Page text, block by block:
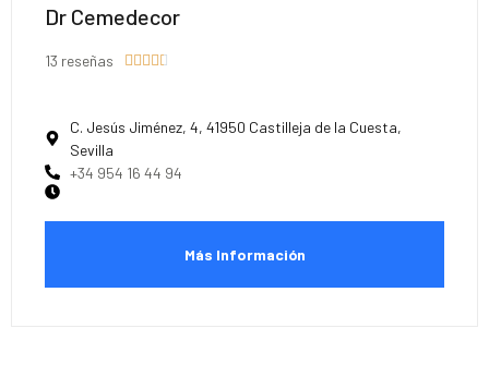
Dr Cemedecor
13 reseñas 
C. Jesús Jiménez, 4, 41950 Castilleja de la Cuesta,
Sevilla
+34 954 16 44 94
Más Información